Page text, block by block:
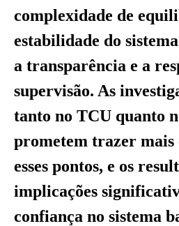
complexidade de
estabilidade do
a transparência e a
supervisão. As
tanto no TCU quanto
prometem trazer mais
esses pontos, e os
implicações
confiança no sistema